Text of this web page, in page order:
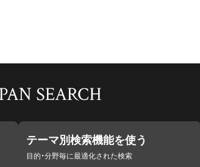
テーマ別検索機能を使う
目的・分野毎に最適化された検索